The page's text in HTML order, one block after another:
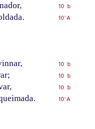
10 b
10' A
10 b
10 b
10 b
10' A